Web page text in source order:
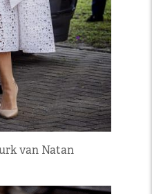
van Natan